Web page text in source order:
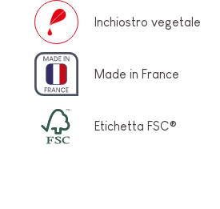
Inchiostro vegetale
Made in France
Etichetta FSC®